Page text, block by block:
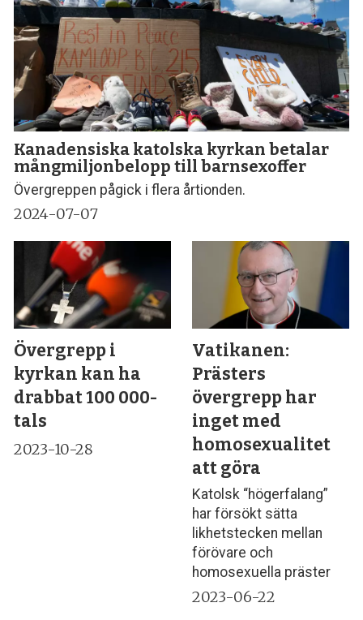
Kanadensiska katolska kyrkan betalar
mångmiljonbelopp till barnsexoffer
Övergreppen pågick i flera årtionden.
2024-07-07
Övergrepp i
kyrkan kan ha
drabbat 100 000-
tals
2023-10-28
Vatikanen:
Prästers
övergrepp har
inget med
homosexualitet
att göra
Katolsk “högerfalang”
har försökt sätta
likhetstecken mellan
förövare och
homosexuella präster
2023-06-22